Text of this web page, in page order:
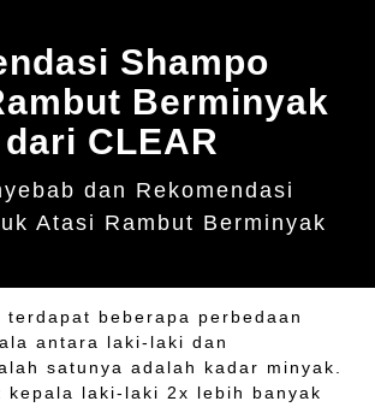
Shampo
Berminyak
CLEAR
dan Rekomendasi
Atasi Rambut Berminyak
terdapat beberapa perbedaan
antara laki-laki dan
satunya adalah kadar minyak.
kepala laki-laki 2x lebih banyak